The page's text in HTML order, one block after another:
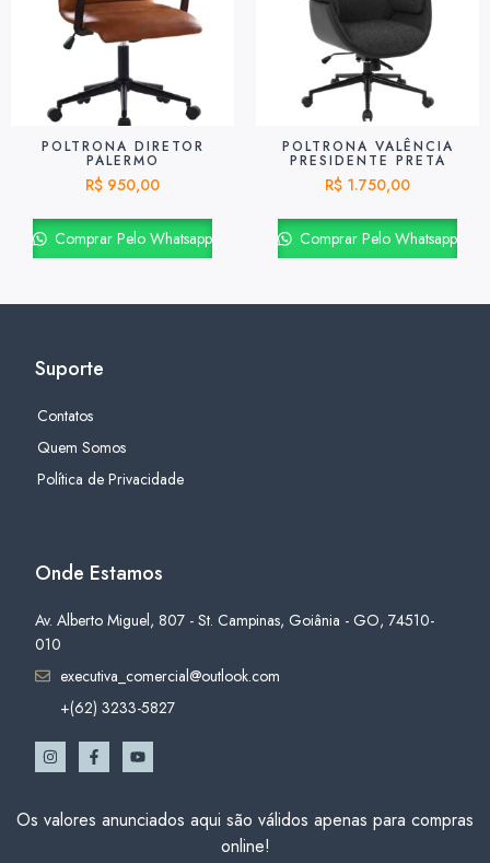
POLTRONA DIRETOR
PALERMO
R$ 950,00
Comprar Pelo Whatsapp
POLTRONA VALÊNCIA
PRESIDENTE PRETA
R$ 1.750,00
Comprar Pelo Whatsapp
Suporte
Contatos
Quem Somos
Política de Privacidade
Onde Estamos
Av. Alberto Miguel, 807 - St. Campinas, Goiânia - GO, 74510-
010
executiva_comercial@outlook.com
+(62) 3233-5827
Os valores anunciados aqui são válidos apenas para compras
online!